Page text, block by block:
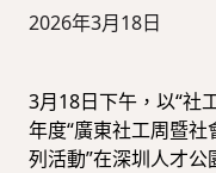
2026年3月18日
3月18日下午，以“社
年度“廣東社工周暨
列活動”在深圳人才公